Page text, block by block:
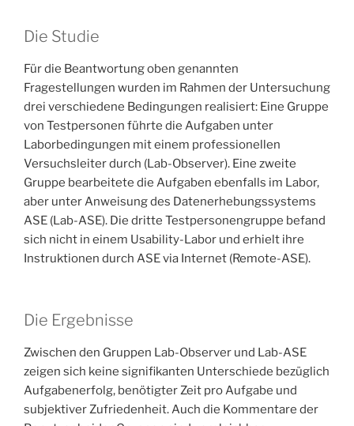
Die Studie
Für die Beantwortung oben genannten
Fragestellungen wurden im Rahmen der Untersuchung
drei verschiedene Bedingungen realisiert: Eine Gruppe
von Testpersonen führte die Aufgaben unter
Laborbedingungen mit einem professionellen
Versuchsleiter durch (Lab-Observer). Eine zweite
Gruppe bearbeitete die Aufgaben ebenfalls im Labor,
aber unter Anweisung des Datenerhebungssystems
ASE (Lab-ASE). Die dritte Testpersonengruppe befand
sich nicht in einem Usability-Labor und erhielt ihre
Instruktionen durch ASE via Internet (Remote-ASE).
Die Ergebnisse
Zwischen den Gruppen Lab-Observer und Lab-ASE
zeigen sich keine signifikanten Unterschiede bezüglich
Aufgabenerfolg, benötigter Zeit pro Aufgabe und
subjektiver Zufriedenheit. Auch die Kommentare der